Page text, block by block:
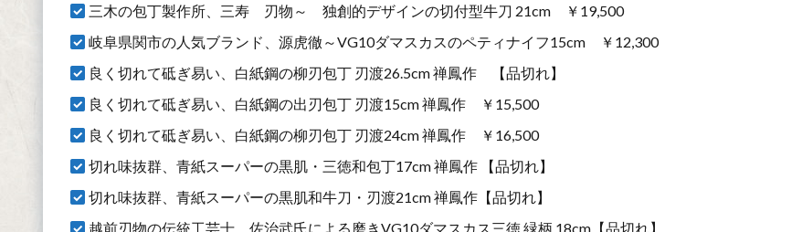
三木の包丁製作所、三寿ゞ刃物～ 独創的デザインの切付型牛刀 21cm ￥19,500
岐阜県関市の人気ブランド、源虎徹～VG10ダマスカスのペティナイフ15cm ￥12,300
良く切れて砥ぎ易い、白紙鋼の柳刃包丁 刃渡26.5cm 禅鳳作 【品切れ】
良く切れて砥ぎ易い、白紙鋼の出刃包丁 刃渡15cm 禅鳳作 ￥15,500
良く切れて砥ぎ易い、白紙鋼の柳刃包丁 刃渡24cm 禅鳳作 ￥16,500
切れ味抜群、青紙スーパーの黒肌・三徳和包丁17cm 禅鳳作 【品切れ】
切れ味抜群、青紙スーパーの黒肌和牛刀・刃渡21cm 禅鳳作【品切れ】
越前刃物の伝統工芸士、佐治武氏による磨きVG10ダマスカス三徳 緑柄 18cm【品切れ】